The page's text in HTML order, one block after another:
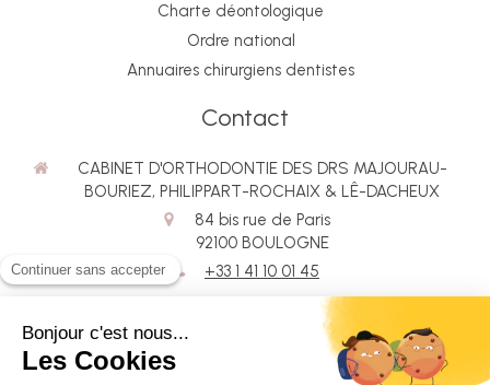
Charte déontologique
Ordre national
Annuaires chirurgiens dentistes
Contact
CABINET D'ORTHODONTIE DES DRS MAJOURAU-
BOURIEZ, PHILIPPART-ROCHAIX & LÊ-DACHEUX
84 bis rue de Paris
92100 BOULOGNE
+33 1 41 10 01 45